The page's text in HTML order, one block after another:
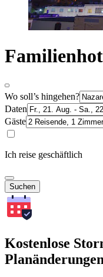
Wo soll’s hingehen?
Daten
Gäste
Ich reise geschäftlich
Suchen
Kostenlose
Planänderungen